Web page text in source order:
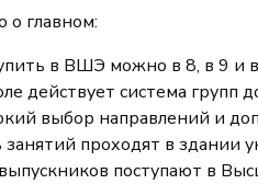
о главном:
в ВШЭ можно в 8, в 9 и в
действует система групп
выбор направлений и
занятий проходят в здании
поступают в